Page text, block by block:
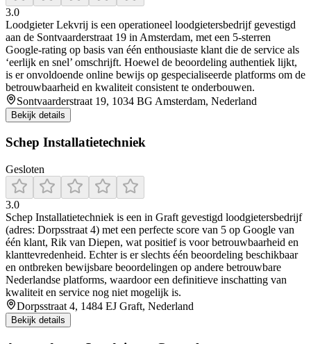
3.0
Loodgieter Lekvrij is een operationeel loodgietersbedrijf gevestigd
aan de Sontvaarderstraat 19 in Amsterdam, met een 5‑sterren
Google‑rating op basis van één enthousiaste klant die de service als
‘eerlijk en snel’ omschrijft. Hoewel de beoordeling authentiek lijkt,
is er onvoldoende online bewijs op gespecialiseerde platforms om de
betrouwbaarheid en kwaliteit consistent te onderbouwen.
Sontvaarderstraat 19, 1034 BG Amsterdam, Nederland
Bekijk details
Schep Installatietechniek
Gesloten
3.0
Schep Installatietechniek is een in Graft gevestigd loodgietersbedrijf
(adres: Dorpsstraat 4) met een perfecte score van 5 op Google van
één klant, Rik van Diepen, wat positief is voor betrouwbaarheid en
klanttevredenheid. Echter is er slechts één beoordeling beschikbaar
en ontbreken bewijsbare beoordelingen op andere betrouwbare
Nederlandse platforms, waardoor een definitieve inschatting van
kwaliteit en service nog niet mogelijk is.
Dorpsstraat 4, 1484 EJ Graft, Nederland
Bekijk details